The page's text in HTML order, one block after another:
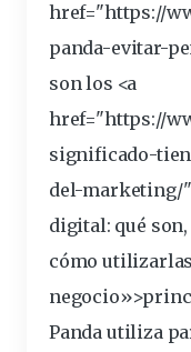
href="https://
panda-evitar-
son los <a
href="https://
significado-
del-marketing/
digital: qué son,
cómo
Panda utiliza